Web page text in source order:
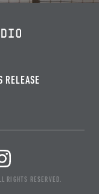
RELEASE
RIGHTS RESERVED.